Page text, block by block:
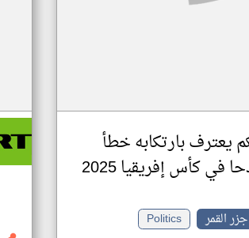
يعترف بارتكابه خطأ
في كأس إفريقيا 2025
القمر
Politics